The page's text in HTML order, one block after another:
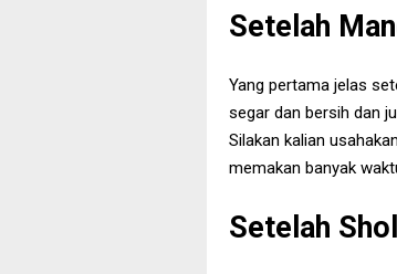
Setelah
Yang pertama jelas
segar dan bersih dan
Silakan kalian
memakan banyak
Setelah